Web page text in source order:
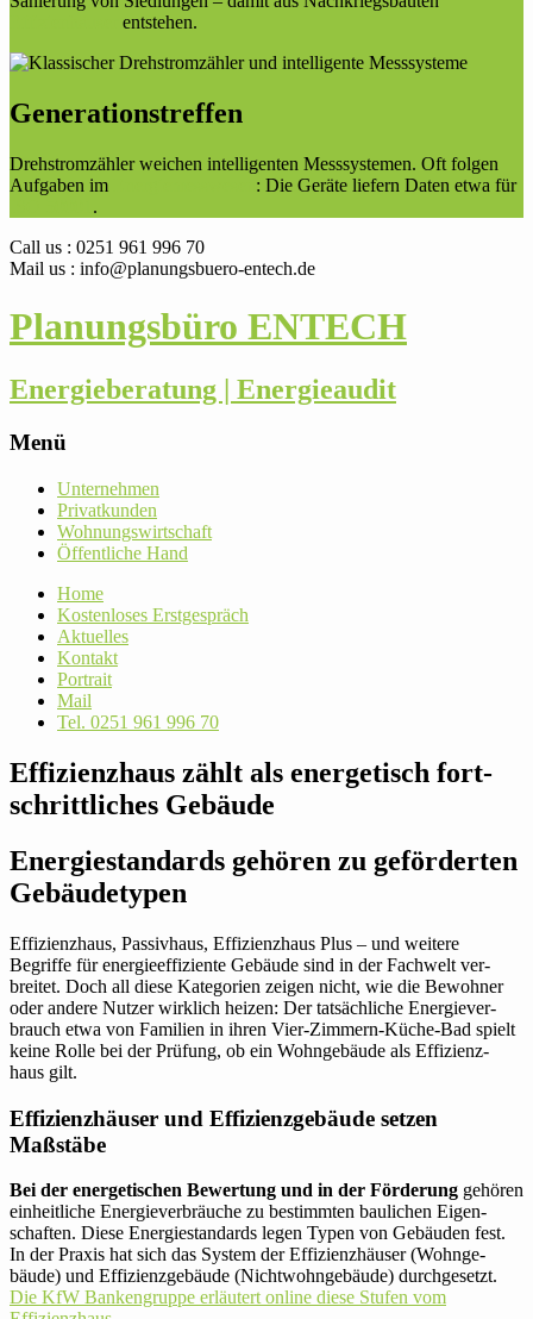
entstehen.
Generationstreffen
Drehstromzähler weichen intelligenten Messsystemen. Oft folgen
Aufgaben im
: Die Geräte liefern Daten etwa für
.
Call us : 0251 961 996 70
Mail us : info@planungsbuero-entech.de
Planungsbüro ENTECH
Energieberatung | Energieaudit
Menü
Skip
content
Unter­nehmen
Pri­vat­kunden
Woh­nungs­wirt­schaft
Öffent­liche Hand
Home
Kos­ten­loses Erstgespräch
Aktu­elles
Kontakt
Por­trait
Mail
Tel. 0251 961 996 70
Effizienz­haus zählt als ener­ge­tisch fort­
schritt­li­ches Gebäude
Ener­gie­stan­dards gehören zu geför­derten
Gebäudetypen
Effizienz­haus, Pas­siv­haus, Effizienz­haus Plus – und weitere
Begriffe für ener­gie­ef­fi­zi­ente Gebäude sind in der Fach­welt ver­
breitet. Doch all diese Kate­go­rien zeigen nicht, wie die Bewohner
oder andere Nutzer wirk­lich heizen: Der tat­säch­liche Ener­gie­ver­
brauch etwa von Fami­lien in ihren Vier-Zimmern-Küche-Bad spielt
keine Rolle bei der Prüfung, ob ein Wohn­ge­bäude als Effizienz­
haus gilt.
Effi­zi­enz­häuser und Effizienz­gebäude setzen
Maßstäbe
Bei der ener­ge­ti­schen Bewer­tung und in der För­de­rung gehören
ein­heit­liche Ener­gie­ver­bräuche zu bestimmten bau­li­chen Eigen­
schaften. Diese Ener­gie­stan­dards legen Typen von Gebäuden fest.
In der Praxis hat sich das System der Effi­zi­enz­häuser (Wohn­ge­
bäude) und Effizienz­gebäude (Nicht­wohn­ge­bäude) durch­ge­setzt.
Die KfW Ban­ken­gruppe erläu­tert online diese Stufen vom